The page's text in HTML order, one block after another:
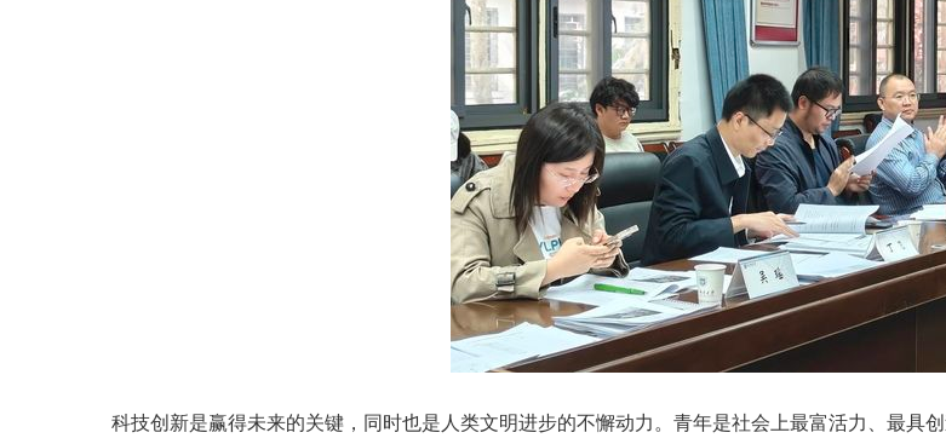
科技创新是赢得未来的关键，同时也是人类文明进步的不懈动力。青年是社会上最富活力、最具